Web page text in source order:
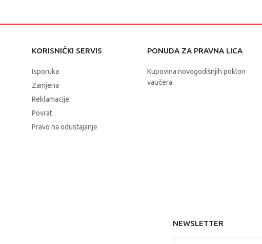
KORISNIČKI SERVIS
Isporuka
Zamjena
Reklamacije
Povrat
Pravo na odustajanje
PONUDA ZA PRAVNA LICA
Kupovina novogodišnjih poklon
vaučera
NEWSLETTER